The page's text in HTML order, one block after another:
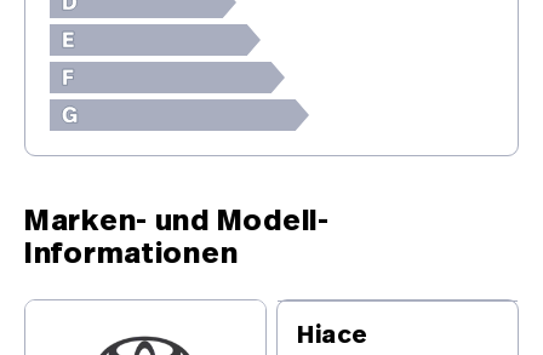
Sonderausstattung
Keine Ausstattung verfügbar
Zeige Serienausstattung
Zeige Sonderausstattung
Marken- und Modell-
Informationen
Hiace